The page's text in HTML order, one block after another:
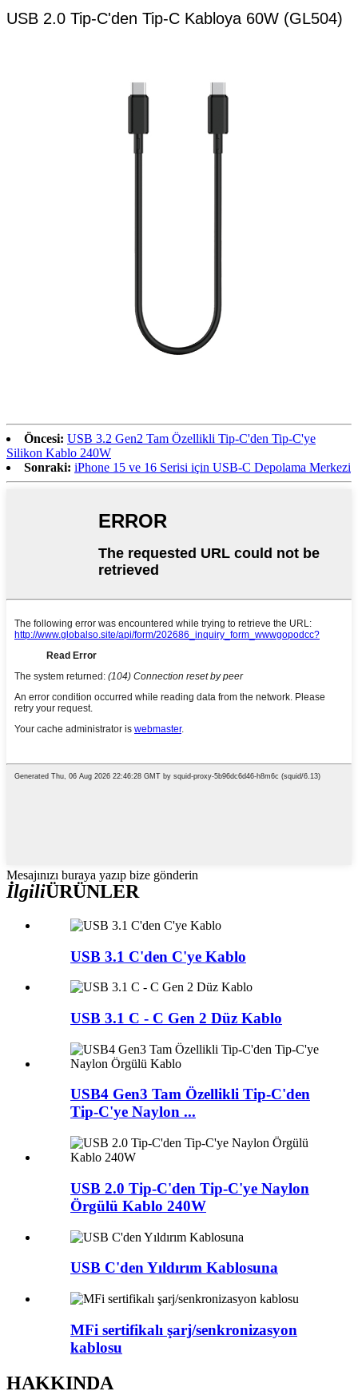
USB 2.0 Tip-C'den Tip-C Kabloya 60W (GL504)
Öncesi: USB 3.2 Gen2 Tam Özellikli Tip-C'den Tip-C'ye
Silikon Kablo 240W
Sonraki: iPhone 15 ve 16 Serisi için USB-C Depolama Merkezi
Mesajınızı buraya yazıp bize gönderin
İlgiliÜRÜNLER
USB 3.1 C'den C'ye Kablo
USB 3.1 C - C Gen 2 Düz Kablo
USB4 Gen3 Tam Özellikli Tip-C'den
Tip-C'ye Naylon ...
USB 2.0 Tip-C'den Tip-C'ye Naylon
Örgülü Kablo 240W
USB C'den Yıldırım Kablosuna
MFi sertifikalı şarj/senkronizasyon
kablosu
HAKKINDA